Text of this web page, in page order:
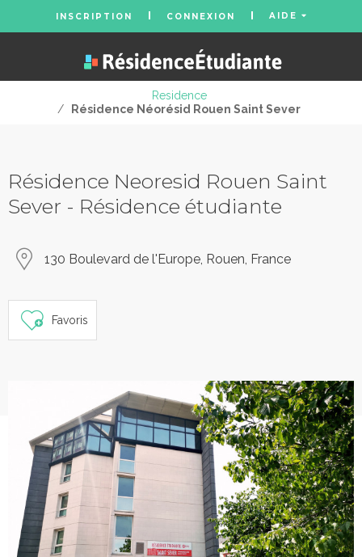
INSCRIPTION CONNEXION AIDE
Residence
/
Résidence Néorésid Rouen Saint Sever
Résidence Neoresid Rouen Saint
Sever - Résidence étudiante
130 Boulevard de l'Europe, Rouen, France
Favoris